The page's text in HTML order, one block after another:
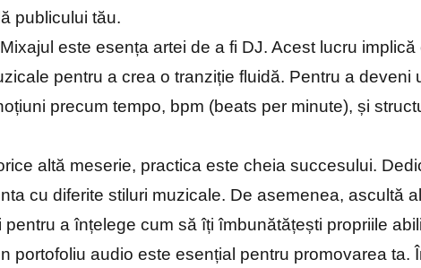
publicului tău.
este esența artei de a fi DJ. Acest lucru
pentru a crea o tranziție fluidă. Pentru a deveni
precum tempo, bpm (beats per minute), și
altă meserie, practica este cheia succesului.
cu diferite stiluri muzicale. De asemenea, ascultă
a înțelege cum să îți îmbunătățești propriile
portofoliu audio este esențial pentru promovarea ta.